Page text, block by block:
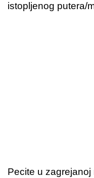
istopljenog putera/
Pecite u